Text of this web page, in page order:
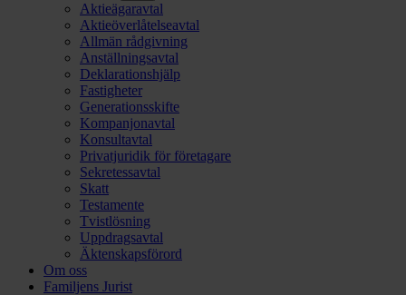
Aktieägaravtal
Aktieöverlåtelseavtal
Allmän rådgivning
Anställningsavtal
Deklarationshjälp
Fastigheter
Generationsskifte
Kompanjonavtal
Konsultavtal
Privatjuridik för företagare
Sekretessavtal
Skatt
Testamente
Tvistlösning
Uppdragsavtal
Äktenskapsförord
Om oss
Familjens Jurist